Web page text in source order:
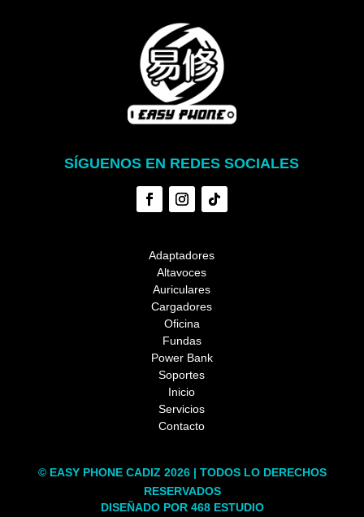
SÍGUENOS EN REDES SOCIALES
Adaptadores
Altavoces
Auriculares
Cargadores
Oficina
Fundas
Power Bank
Soportes
Inicio
Servicios
Contacto
© EASY PHONE CADIZ 2026 | TODOS LO DERECHOS
RESERVADOS
DISEÑADO POR 468 ESTUDIO